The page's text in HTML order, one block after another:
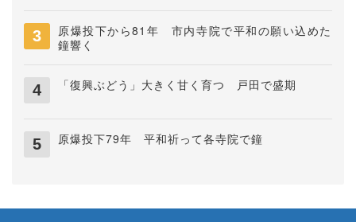
原爆投下から81年 市内寺院で平和の願い込めた
鐘響く
「復興ぶどう」大きく甘く育つ 戸田で盛期
原爆投下79年 平和祈って各寺院で鐘